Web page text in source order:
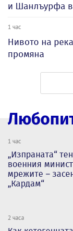
и Шанлъурфа
1 час
Нивото на
промяна
1 час
„Изпраната“
военния
мрежите –
„Кардам“
2 часа